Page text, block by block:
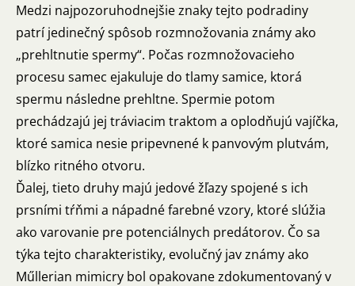
Medzi najpozoruhodnejšie znaky tejto podradiny
patrí jedinečný spôsob rozmnožovania známy ako
„prehltnutie spermy“. Počas rozmnožovacieho
procesu samec ejakuluje do tlamy samice, ktorá
spermu následne prehltne. Spermie potom
prechádzajú jej tráviacim traktom a oplodňujú vajíčka,
ktoré samica nesie pripevnené k panvovým plutvám,
blízko ritného otvoru.
Ďalej, tieto druhy majú jedové žľazy spojené s ich
prsními tŕňmi a nápadné farebné vzory, ktoré slúžia
ako varovanie pre potenciálnych predátorov. Čo sa
týka tejto charakteristiky, evolučný jav známy ako
Műllerian mimicry bol opakovane zdokumentovaný v